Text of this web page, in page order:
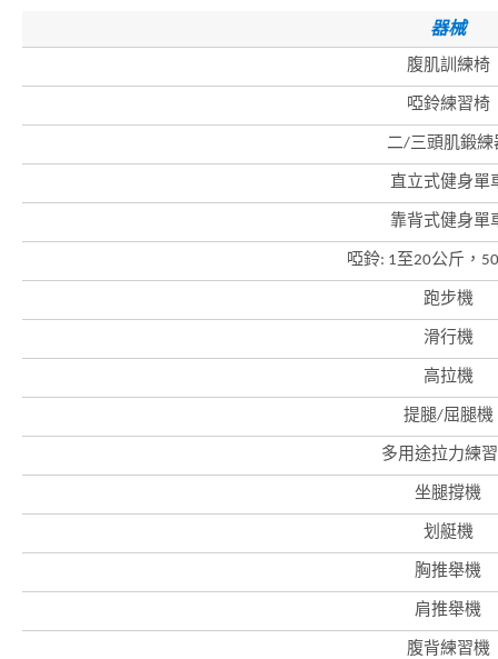
器械
腹肌訓練椅
啞鈴練習椅
二/三頭肌鍛練
直立式健身單
靠背式健身單
啞鈴: 1至20公斤，
跑步機
滑行機
高拉機
提腿/屈腿機
多用途拉力練
坐腿撐機
划艇機
胸推舉機
肩推舉機
腹背練習機